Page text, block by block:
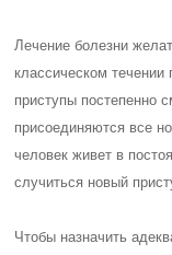
Лечение болезни
классическом течении
приступы постепенно
присоединяются все
человек живет в
случиться новый
Чтобы назначить